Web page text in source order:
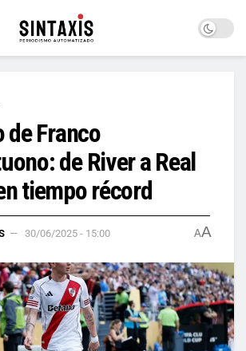
de Franco
de River a Real
tiempo récord
30/06/2025 - 15:00 AA